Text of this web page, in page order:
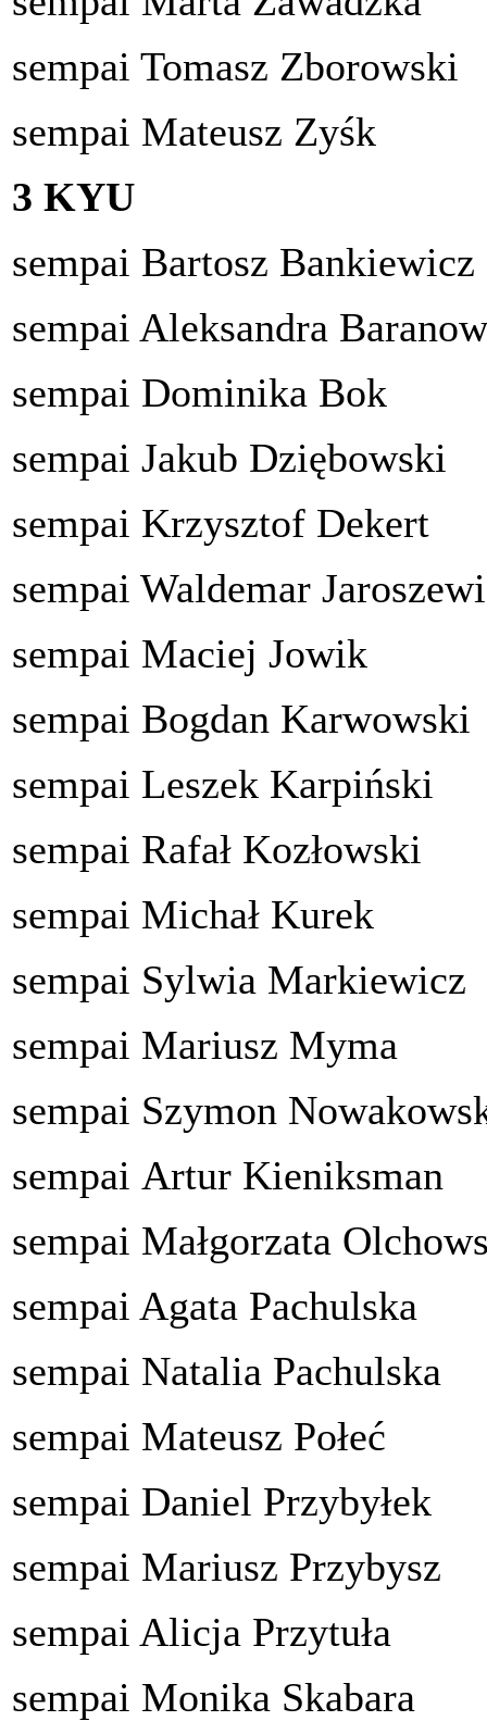
sempai Tomasz Zborowski
sempai Mateusz Zyśk
3 KYU
sempai Bartosz Bankiewicz
sempai Aleksandra
sempai Dominika Bok
sempai Jakub Dziębowski
sempai Krzysztof Dekert
sempai Waldemar
sempai Maciej Jowik
sempai Bogdan Karwowski
sempai Leszek Karpiński
sempai Rafał Kozłowski
sempai Michał Kurek
sempai Sylwia Markiewicz
sempai Mariusz Myma
sempai Szymon
sempai Artur Kieniksman
sempai Małgorzata
sempai Agata Pachulska
sempai Natalia Pachulska
sempai Mateusz Połeć
sempai Daniel Przybyłek
sempai Mariusz Przybysz
sempai Alicja Przytuła
sempai Monika Skabara